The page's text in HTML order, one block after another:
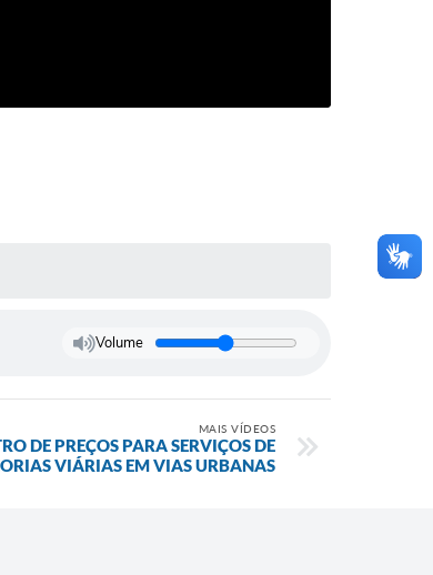
Volume
MAIS VÍDEOS
DE PREÇOS PARA SERVIÇOS DE
VIÁRIAS EM VIAS URBANAS